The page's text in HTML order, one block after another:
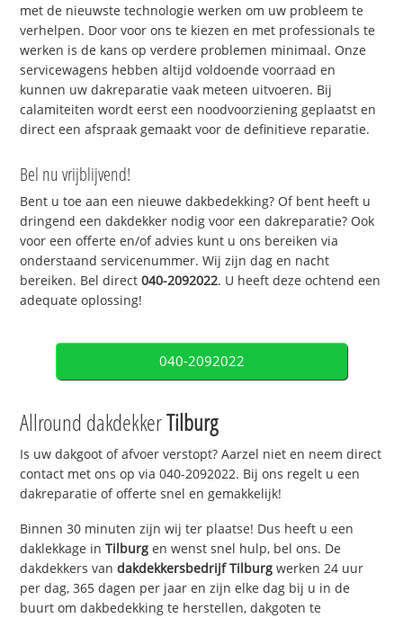
met de nieuwste technologie werken om uw probleem te
verhelpen. Door voor ons te kiezen en met professionals te
werken is de kans op verdere problemen minimaal. Onze
servicewagens hebben altijd voldoende voorraad en
kunnen uw dakreparatie vaak meteen uitvoeren. Bij
calamiteiten wordt eerst een noodvoorziening geplaatst en
direct een afspraak gemaakt voor de definitieve reparatie.
Bel nu vrijblijvend!
Bent u toe aan een nieuwe dakbedekking? Of bent heeft u
dringend een dakdekker nodig voor een dakreparatie? Ook
voor een offerte en/of advies kunt u ons bereiken via
onderstaand servicenummer. Wij zijn dag en nacht
bereiken. Bel direct040-2092022. U heeft deze ochtend een
adequate oplossing!
040-2092022
Allround dakdekkerTilburg
Is uw dakgoot of afvoer verstopt? Aarzel niet en neem direct
contact met ons op via 040-2092022. Bij ons regelt u een
dakreparatie of offerte snel en gemakkelijk!
Binnen 30 minuten zijn wij ter plaatse! Dus heeft u een
daklekkage inTilburg en wenst snel hulp, bel ons. De
dakdekkers vandakdekkersbedrijfTilburg werken 24 uur
per dag, 365 dagen per jaar en zijn elke dag bij u in de
buurt om dakbedekking te herstellen, dakgoten te